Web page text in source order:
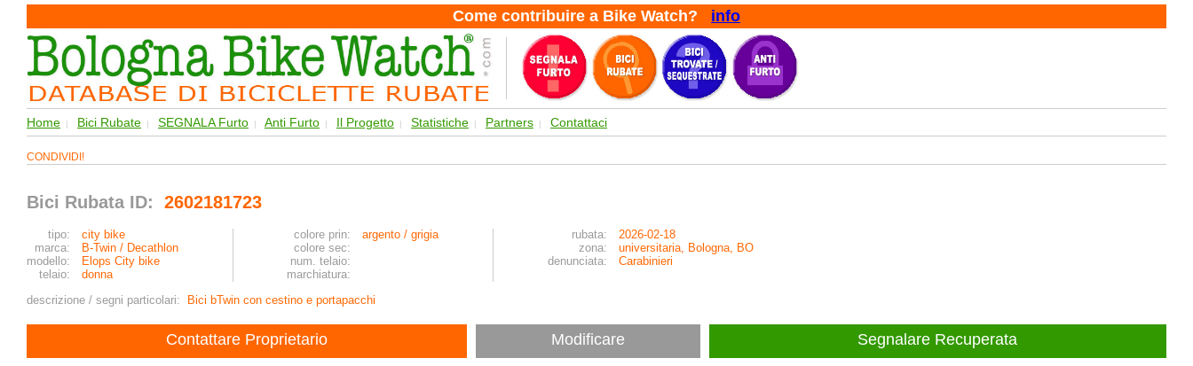
Come contribuire a Bike Watch? info
Home | Bici Rubate | SEGNALA Furto | Anti Furto | Il Progetto | Statistiche | Partners | Contattaci
CONDIVIDI!
Bici Rubata ID: 2602181723
tipo: city bike colore prin: argento / grigia rubata:
2026-02-18
marca:
B-Twin / Decathlon colore sec: zona:
universitaria, Bologna, BO
modello:
Elops City bike num. telaio: denunciata:
Carabinieri
telaio:
donna
marchiatura:
descrizione / segni particolari:
Bici bTwin con cestino e portapacchi
Contattare Proprietario Modificare Segnalare Recuperata